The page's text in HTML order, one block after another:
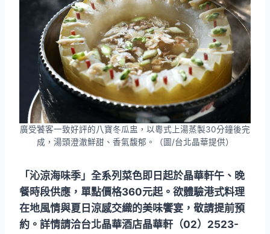
廣受饕客一致好評的八寶冬瓜盅，以粵式上湯蒸製30分鐘後完
成，湯頭澄澈鮮甜、香氣馥郁。（圖/台北晶華提供）
「沁涼海味季」全系列菜色即日起於晶華軒午、晚
餐時段供應，單點價格360元起。欲體驗港式料理
在地風情與夏日涼感交織的美味饗宴，敬請提前預
約。詳情請洽台北晶華酒店晶華軒（02）2523-